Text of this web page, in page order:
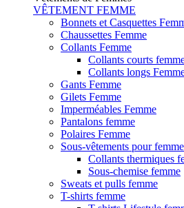
VÊTEMENT FEMME
Bonnets et Casquettes
Chaussettes Femme
Collants Femme
Collants courts
Collants longs
Gants Femme
Gilets Femme
Imperméables Femme
Pantalons femme
Polaires Femme
Sous-vêtements pour
Collants thermiques
Sous-chemise femme
Sweats et pulls femme
T-shirts femme